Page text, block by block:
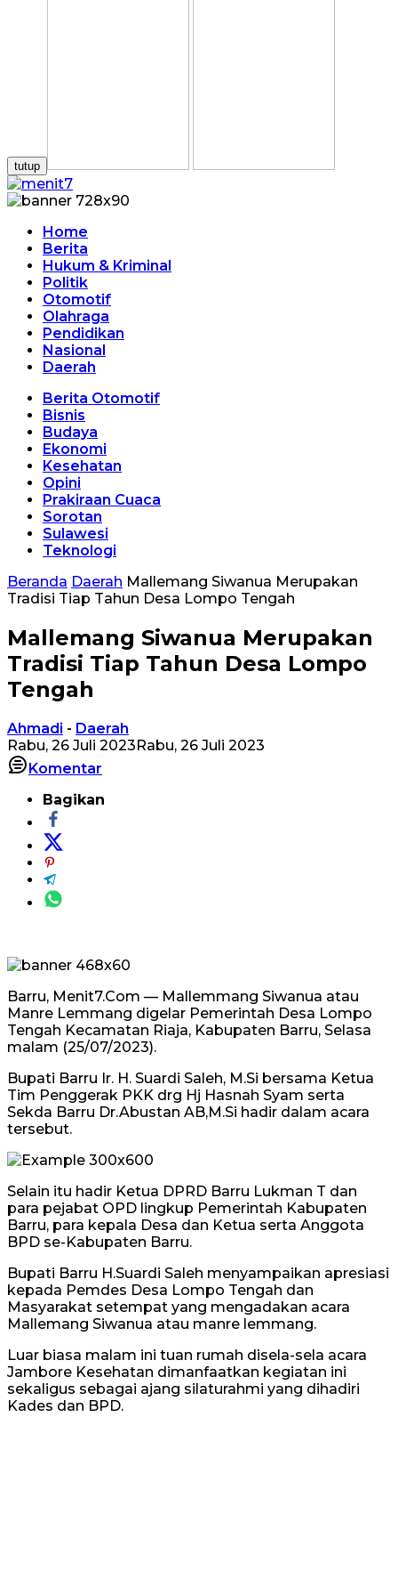
tutup
Home
Berita
Hukum & Kriminal
Politik
Otomotif
Olahraga
Pendidikan
Nasional
Daerah
Berita Otomotif
Bisnis
Budaya
Ekonomi
Kesehatan
Opini
Prakiraan Cuaca
Sorotan
Sulawesi
Teknologi
Beranda Daerah Mallemang Siwanua Merupakan
Tradisi Tiap Tahun Desa Lompo Tengah
Mallemang Siwanua Merupakan
Tradisi Tiap Tahun Desa Lompo
Tengah
Ahmadi - Daerah
Rabu, 26 Juli 2023Rabu, 26 Juli 2023
Komentar
Bagikan
Barru, Menit7.Com — Mallemmang Siwanua atau
Manre Lemmang digelar Pemerintah Desa Lompo
Tengah Kecamatan Riaja, Kabupaten Barru, Selasa
malam (25/07/2023).
Bupati Barru Ir. H. Suardi Saleh, M.Si bersama Ketua
Tim Penggerak PKK drg Hj Hasnah Syam serta
Sekda Barru Dr.Abustan AB,M.Si hadir dalam acara
tersebut.
Selain itu hadir Ketua DPRD Barru Lukman T dan
para pejabat OPD lingkup Pemerintah Kabupaten
Barru, para kepala Desa dan Ketua serta Anggota
BPD se-Kabupaten Barru.
Bupati Barru H.Suardi Saleh menyampaikan apresiasi
kepada Pemdes Desa Lompo Tengah dan
Masyarakat setempat yang mengadakan acara
Mallemang Siwanua atau manre lemmang.
Luar biasa malam ini tuan rumah disela-sela acara
Jambore Kesehatan dimanfaatkan kegiatan ini
sekaligus sebagai ajang silaturahmi yang dihadiri
Kades dan BPD.